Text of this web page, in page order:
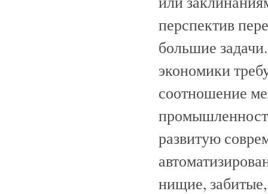
перспектив
большие
экономики
соотношение
развитую
нищие,